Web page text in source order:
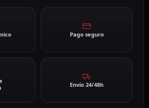
Pago seguro
Envío 24/48h